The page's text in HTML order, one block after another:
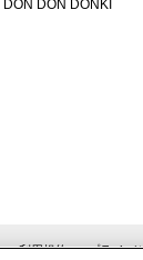
DON DON DONKI
利用規約 プライバ